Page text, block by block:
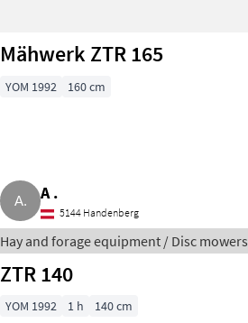
Mähwerk ZTR 165
YOM 1992 160 cm
A .
5144 Handenberg
Hay and forage equipment / Disc mowers
ZTR 140
YOM 1992 1 h 140 cm